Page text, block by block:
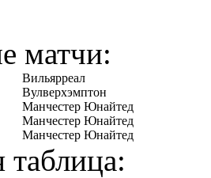
матчи:
Вильярреал
Вулверхэмптон
Манчестер Юнайтед
Манчестер Юнайтед
Манчестер Юнайтед